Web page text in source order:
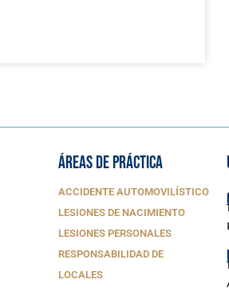
ÁREAS DE PRÁCTICA
ACCIDENTE AUTOMOVILÍSTICO
LESIONES DE NACIMIENTO
LESIONES PERSONALES
RESPONSABILIDAD DE
LOCALES